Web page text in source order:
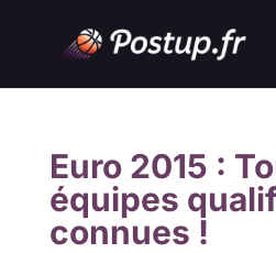
Euro 2015 :
équipes
connues !